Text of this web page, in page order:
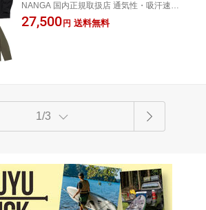
ーラードジャケット 吸汗速乾 NANGA D
OWN WEAR 2026 春夏モデル 正規販売
NANGA 国内正規取扱店 通気性・吸汗速乾
に優れた軽量なDotAirテーラードジャケッ
ト
27,500 円 送料無料
1/3